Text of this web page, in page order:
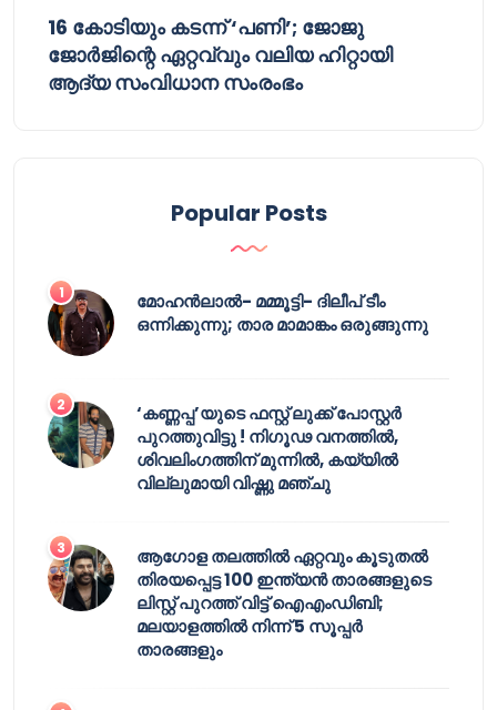
16 കോടിയും കടന്ന് ‘പണി’; ജോജു
ജോർജിന്റെ ഏറ്റവ്വും വലിയ ഹിറ്റായി
ആദ്യ സംവിധാന സംരംഭം
Popular Posts
മോഹൻലാൽ- മമ്മൂട്ടി- ദിലീപ് ടീം
ഒന്നിക്കുന്നു; താര മാമാങ്കം ഒരുങ്ങുന്നു
‘കണ്ണപ്പ’യുടെ ഫസ്റ്റ് ലുക്ക് പോസ്റ്റർ
പുറത്തുവിട്ടു ! നിഗൂഢ വനത്തിൽ,
ശിവലിംഗത്തിന് മുന്നിൽ, കയ്യിൽ
വില്ലുമായി വിഷ്ണു മഞ്ചു
ആഗോള തലത്തിൽ ഏറ്റവും കൂടുതൽ
തിരയപ്പെട്ട 100 ഇന്ത്യൻ താരങ്ങളുടെ
ലിസ്റ്റ് പുറത്ത് വിട്ട് ഐഎംഡിബി;
മലയാളത്തിൽ നിന്ന് 5 സൂപ്പർ
താരങ്ങളും